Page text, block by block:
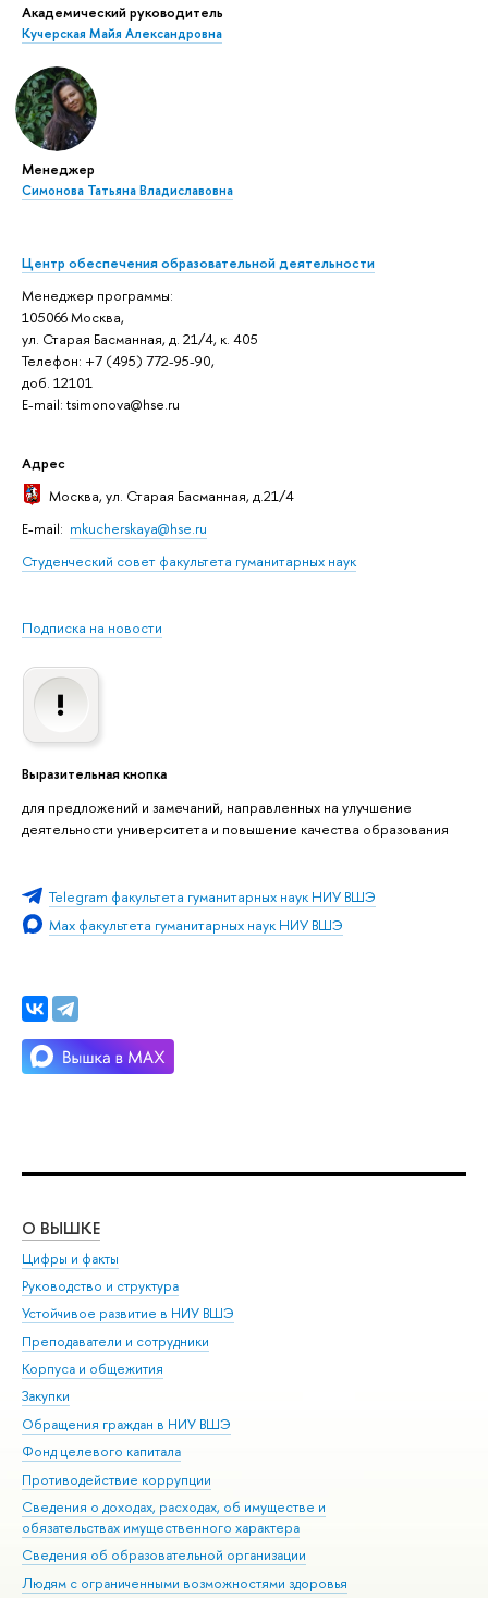
Академический руководитель
Кучерская Майя Александровна
Менеджер
Симонова Татьяна Владиславовна
Центр обеспечения образовательной деятельности
Менеджер программы:
105066 Москва,
ул. Старая Басманная, д. 21/4, к. 405
Телефон: +7 (495) 772-95-90,
доб. 12101
E-mail: tsimonova@hse.ru
Адрес
Москва, ул. Старая Басманная, д.21/4
E-mail: mkucherskaya@hse.ru
Студенческий совет факультета гуманитарных наук
Подписка на новости
Выразительная кнопка
для предложений и замечаний, направленных на улучшение
деятельности университета и повышение качества образования
Telegram факультета гуманитарных наук НИУ ВШЭ
Max факультета гуманитарных наук НИУ ВШЭ
О ВЫШКЕ
Цифры и факты
Руководство и структура
Устойчивое развитие в НИУ ВШЭ
Преподаватели и сотрудники
Корпуса и общежития
Закупки
Обращения граждан в НИУ ВШЭ
Фонд целевого капитала
Противодействие коррупции
Сведения о доходах, расходах, об имуществе и
обязательствах имущественного характера
Сведения об образовательной организации
Людям с ограниченными возможностями здоровья